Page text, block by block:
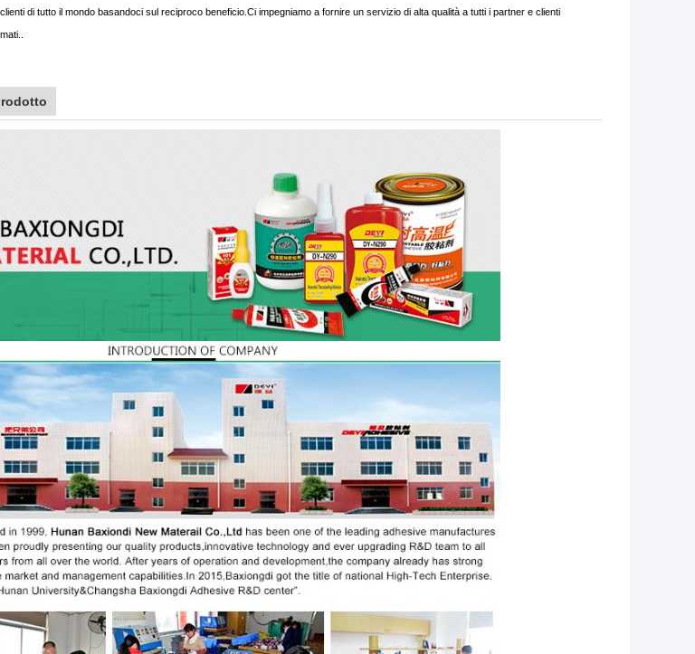
di tutto il mondo basandoci sul reciproco beneficio.Ci impegniamo a fornire un servizio di alta qualità a tutti i partner e clienti